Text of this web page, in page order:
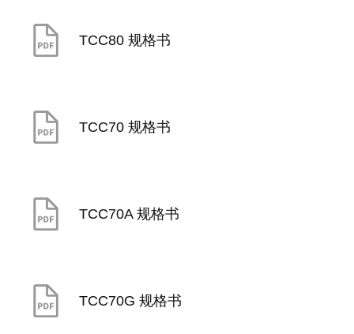
TCC80 规格书
TCC70 规格书
TCC70A 规格书
TCC70G 规格书